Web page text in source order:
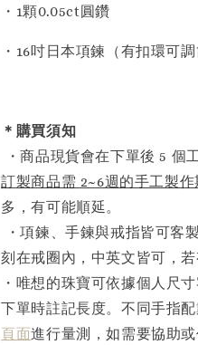
・1顆0.05ct圓鑽
・16吋日本項鍊（有扣環可調
＊購買須知
・商品現貨會在下單後 5 個
訂製商品需 2~6週的手工製作
多，有可能順延。
・項鍊、手鍊與戒指皆可客
刻在戒圈內，中英文皆可，
・唯想的珠寶可依據個人尺
下單時註記長度。不同手指
頁面進行量測，如需要協助